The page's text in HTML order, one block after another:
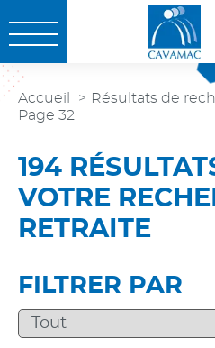
contenu
Aller au
menu
OUVRIR LE MENU
Accueil
Résultats de
Page 32
194
VOTRE
RETRAITE
FILTRER PAR